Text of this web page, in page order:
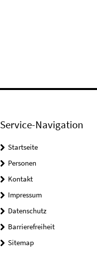
Service-Navigation
Startseite
Personen
Kontakt
Impressum
Datenschutz
Barrierefreiheit
Sitemap